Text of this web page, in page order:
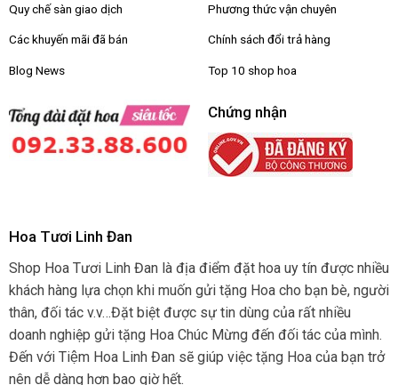
Quy chế sàn giao dịch
Các khuyến mãi đã bán
Blog News
Phương thức vận chuyên
Chính sách đổi trả hàng
Top 10 shop hoa
Chứng nhận
Hoa Tươi Linh Đan
Shop Hoa Tươi Linh Đan là địa điểm đặt hoa uy tín được nhiều
khách hàng lựa chọn khi muốn gửi tặng Hoa cho bạn bè, người
thân, đối tác v.v…Đặt biệt được sự tin dùng của rất nhiều
doanh nghiệp gửi tặng Hoa Chúc Mừng đến đối tác của mình.
Đến với Tiệm Hoa Linh Đan sẽ giúp việc tặng Hoa của bạn trở
nên dễ dàng hơn bao giờ hết.